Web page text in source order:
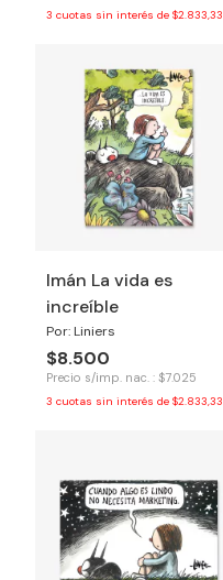
3 cuotas sin interés de $2.833,33
Imán La vida es
increíble
Por: Liniers
$8.500
Precio s/imp. nac. : $7.025
3 cuotas sin interés de $2.833,33